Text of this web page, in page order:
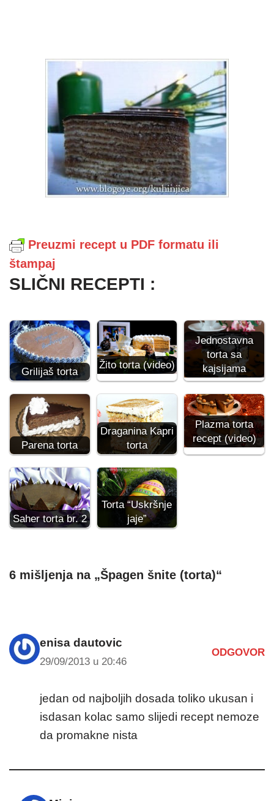
Preuzmi recept u PDF formatu ili
štampaj
SLIČNI RECEPTI :
Grilijaš torta
Žito torta (video)
Jednostavna
torta sa
kajsijama
Parena torta
Draganina Kapri
torta
Plazma torta
recept (video)
Saher torta br. 2
Torta “Uskršnje
jaje”
6 mišljenja na „Špagen šnite (torta)“
enisa dautovic
29/09/2013 u 20:46
ODGOVOR
jedan od najboljih dosada toliko ukusan i
isdasan kolac samo slijedi recept nemoze
da promakne nista